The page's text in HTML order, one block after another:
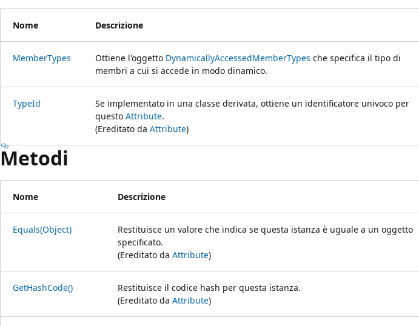
Nome Descrizione
MemberTypes Ottiene l'oggetto DynamicallyAccessedMemberTypes che specifica il tipo di
membri a cui si accede in modo dinamico.
TypeId
Se implementato in una classe derivata, ottiene un identificatore univoco per
questo Attribute.
(Ereditato da Attribute)
Metodi
Nome Descrizione
Equals(Object)
Restituisce un valore che indica se questa istanza è uguale a un oggetto
specificato.
(Ereditato da Attribute)
GetHashCode()
Restituisce il codice hash per questa istanza.
(Ereditato da Attribute)